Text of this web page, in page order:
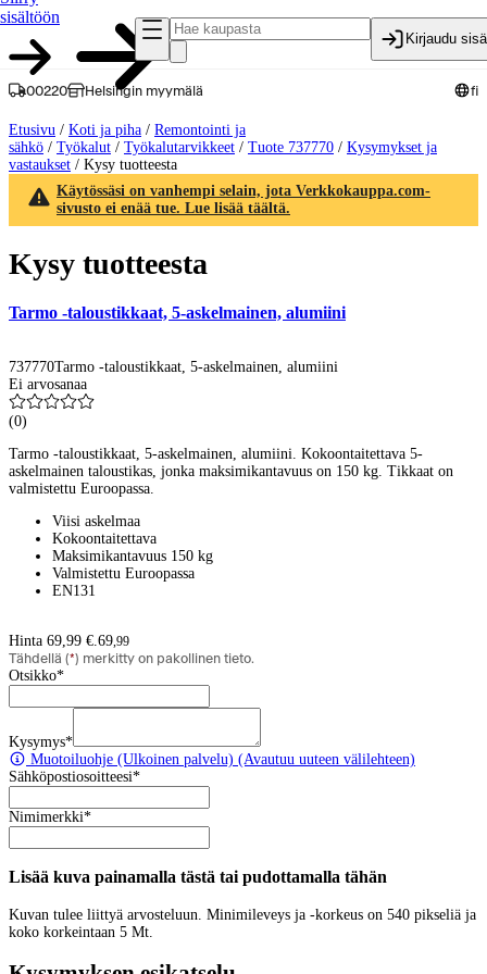
sisältöön
Kirjaudu
00220 Helsingin myymälä fi
Etusivu / Koti ja piha / Remontointi ja
sähkö / Työkalut / Työkalutarvikkeet / Tuote 737770 / Kysymykset ja
vastaukset / Kysy tuotteesta
Käytössäsi on vanhempi selain, jota Verkkokauppa.com-
sivusto ei enää tue. Lue lisää täältä.
Kysy tuotteesta
Tarmo -taloustikkaat, 5-askelmainen, alumiini
737770Tarmo -taloustikkaat, 5-askelmainen, alumiini
Ei arvosanaa
(0)
Tarmo -taloustikkaat, 5-askelmainen, alumiini. Kokoontaitettava 5-
askelmainen taloustikas, jonka maksimikantavuus on 150 kg. Tikkaat on
valmistettu Euroopassa.
Viisi askelmaa
Kokoontaitettava
Maksimikantavuus 150 kg
Valmistettu Euroopassa
EN131
Hinta 69,99 €. 69,99
Tähdellä (*) merkitty on pakollinen tieto.
Otsikko*
Kysymys*
Muotoiluohje (Ulkoinen palvelu) (Avautuu uuteen välilehteen)
Sähköpostiosoitteesi*
Nimimerkki*
Lisää kuva painamalla tästä tai pudottamalla tähän
Kuvan tulee liittyä arvosteluun. Minimileveys ja -korkeus on 540 pikseliä ja
koko korkeintaan 5 Mt.